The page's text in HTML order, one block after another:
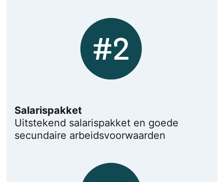
Salarispakket
Uitstekend salarispakket en goede
secundaire arbeidsvoorwaarden